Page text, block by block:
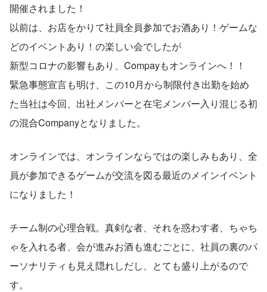
開催されました！
以前は、お店をかりて社員全員参加でお酒あり！ゲームな
どのイベントあり！の楽しい会でしたが
新型コロナの影響もあり、Compayもオンラインへ！！
緊急事態宣言も明け、この10月から制限付き出勤を始め
た当社は今回、出社メンバーと在宅メンバー入り混じる初
の混合Companyとなりました。
オンラインでは、オンラインならではの楽しみもあり、全
員が参加できるゲームが交流を図る最近のメインイベント
になりました！
チーム制の心理合戦。真剣な者、それを惑わす者、ちゃち
ゃを入れる者、会が進みお酒も進むごとに、社員の裏のパ
ーソナリティも見え隠れしだし、とても盛り上がるので
す。